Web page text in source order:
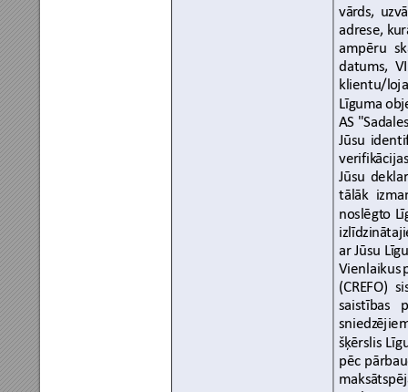
vārds, uzvā
adrese, k
ampēru
datums,
klientu/l
Līguma
AS
Jūsu
verifik
Jūsu
tālāk
noslēgto
izlīdzinā
ar Jūsu
Vienlaikus
(CREFO)
saistības
sniedz
šķērslis
pēc
maksā